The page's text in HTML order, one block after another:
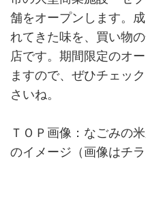
舗をオープンします。
れてきた味を、買い物
店です。期間限定のオ
ますので、ぜひチェッ
さいね。
ＴＯＰ画像：なごみの
のイメージ（画像はチラ